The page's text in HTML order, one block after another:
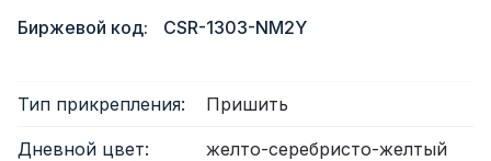
Биржевой код: CSR-1303-NM2Y
Тип прикрепления: Пришить
Дневной цвет: желто-серебристо-желтый